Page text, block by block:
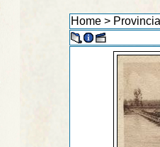
Home >